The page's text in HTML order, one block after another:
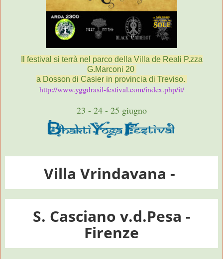
Il festival si terrà nel parco della Villa de Reali P.zza
G.Marconi 20
a Dosson di Casier in provincia di Treviso.
http://www.yggdrasil-festival.com/index.php/it/
23 - 24 - 25 giugno
Villa Vrindavana -
S. Casciano v.d.Pesa -
Firenze